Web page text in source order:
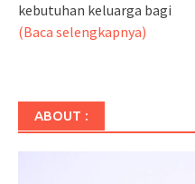
kebutuhan keluarga bagi
(Baca selengkapnya)
ABOUT :